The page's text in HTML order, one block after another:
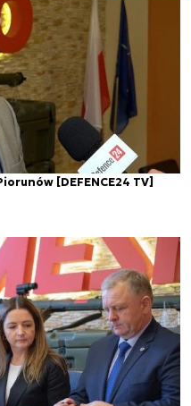
[DEFENCE24 TV]